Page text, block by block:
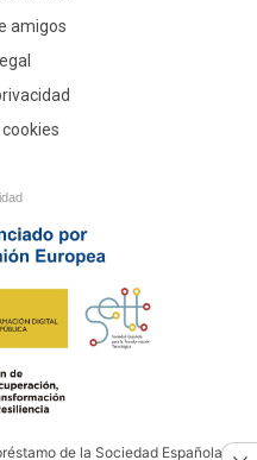
amigos
de la Sociedad Española